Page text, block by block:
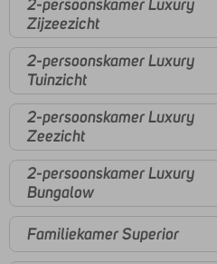
2-persoonskamer Luxury
Zijzeezicht
2-persoonskamer Luxury
Tuinzicht
2-persoonskamer Luxury
Zeezicht
2-persoonskamer Luxury
Bungalow
Familiekamer Superior